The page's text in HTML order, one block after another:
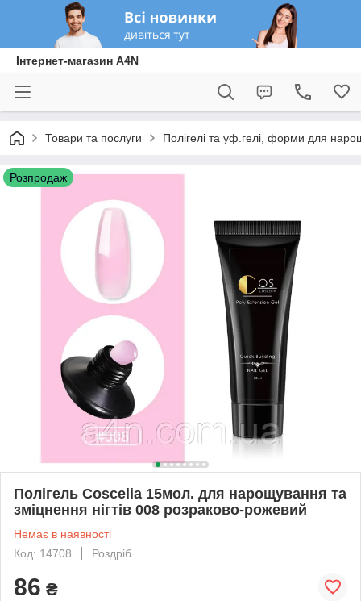
Інтернет-магазин A4N
Товари та послуги Полігелі та уф.гелі, форми для
Розпродаж
Полігель Coscelia 15мол. для нарощування та
зміцнення нігтів 008 розраково-рожевий
Немає в наявності
Код: 14708
Роздріб
86 ₴